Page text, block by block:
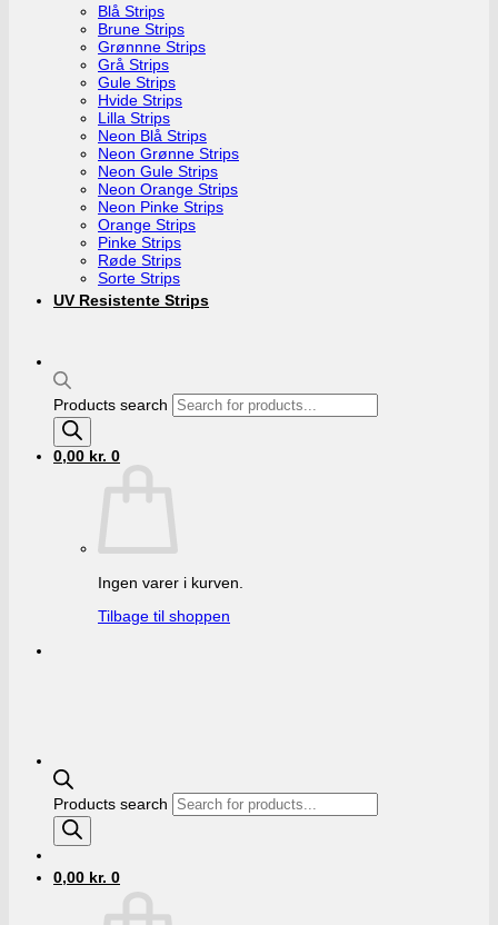
Products search
0,00 kr. 0
Ingen varer i kurven.
Tilbage til shoppen
Blå Strips
Brune Strips
Grønnne Strips
Grå Strips
Gule Strips
Hvide Strips
Lilla Strips
Neon Blå Strips
Neon Grønne Strips
Neon Gule Strips
Neon Orange Strips
Neon Pinke Strips
Orange Strips
Pinke Strips
Røde Strips
Sorte Strips
UV Resistente Strips
Products search
0,00 kr. 0